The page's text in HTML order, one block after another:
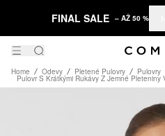
FINAL SALE – AŽ 50 %
Home Odevy Pletené Pulovry Pulovry
Pulovr S Krátkými Rukávy Z Jemné Pleteniny